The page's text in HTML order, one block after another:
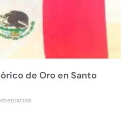
de Oro en Santo